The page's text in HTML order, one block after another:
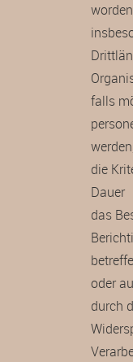
falls
die
Dauer
das
oder
durch